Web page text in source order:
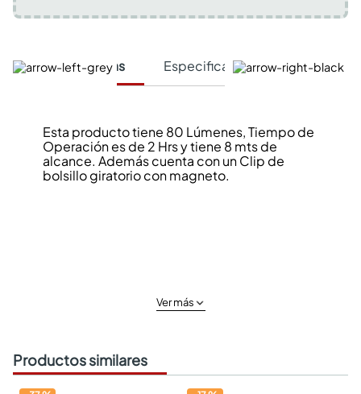
Características Especificaciones Técnicas
Esta producto tiene 80 Lúmenes, Tiempo de
Operación es de 2 Hrs y tiene 8 mts de
alcance. Además cuenta con un Clip de
bolsillo giratorio con magneto.
Ver más
Productos similares